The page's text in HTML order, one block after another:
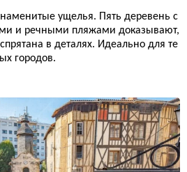
ущелья. Пять деревень с
и речными пляжами доказывают,
в деталях. Идеально для те
городов.